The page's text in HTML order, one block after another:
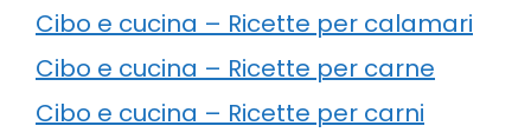
Cibo e cucina – Ricette per calamari
Cibo e cucina – Ricette per carne
Cibo e cucina – Ricette per carni